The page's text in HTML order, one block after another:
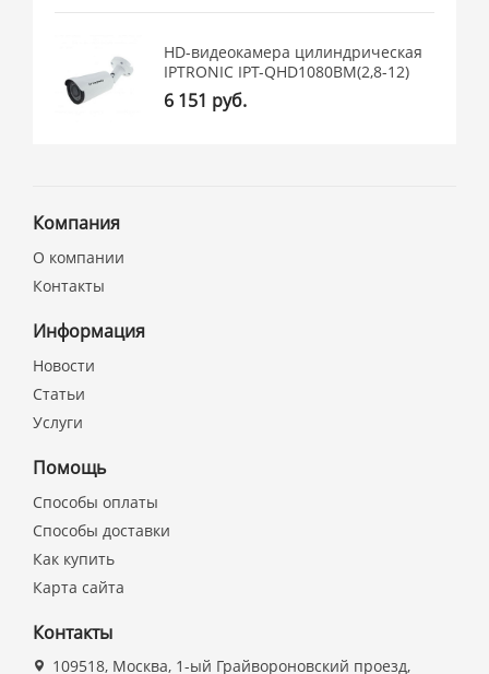
HD-видеокамера цилиндрическая
IPTRONIC IPT-QHD1080BM(2,8-12)
6 151 руб.
Компания
О компании
Контакты
Информация
Новости
Статьи
Услуги
Помощь
Способы оплаты
Способы доставки
Как купить
Карта сайта
Контакты
109518, Москва, 1-ый Грайвороновский проезд,